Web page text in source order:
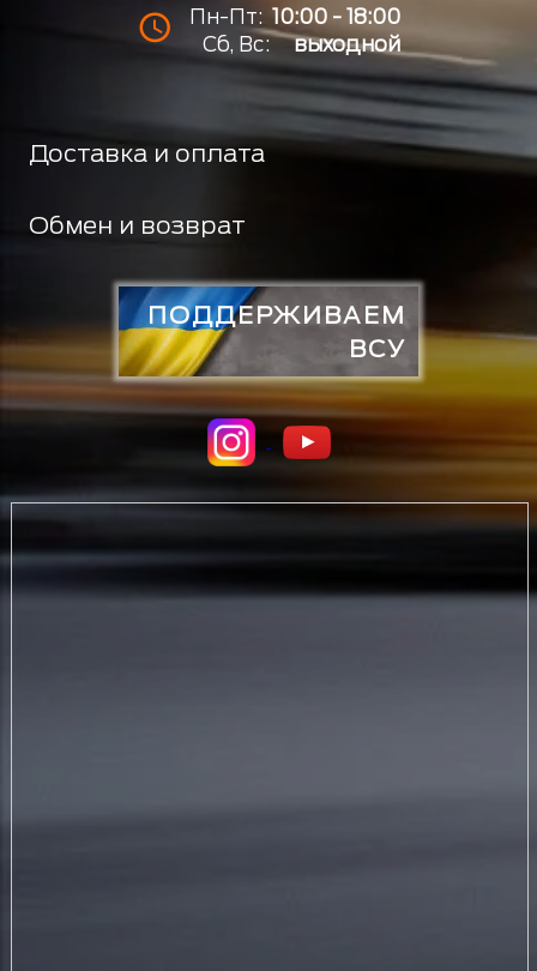
Пн-Пт: 10:00 - 18:00
Сб, Вс:
выходной
Доставка и оплата
Обмен и возврат
ПОДДЕРЖИВАЕМ
ВСУ